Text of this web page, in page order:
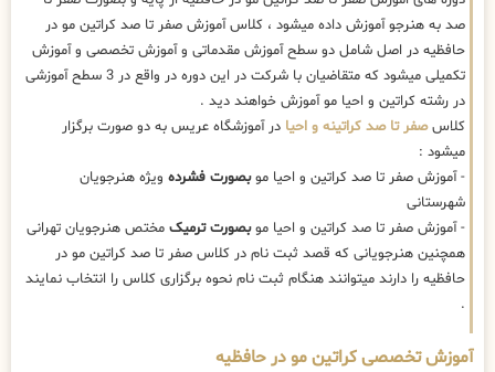
صد به هنرجو آموزش داده میشود ، کلاس آموزش صفر تا صد کراتین مو در
حافظیه در اصل شامل دو سطح آموزش مقدماتی و آموزش تخصصی و آموزش
تکمیلی میشود که متقاضیان با شرکت در این دوره در واقع در 3 سطح آموزشی
در رشته کراتین و احیا مو آموزش خواهند دید .
کلاسصفر تا صد کراتینه و احیا در آموزشگاه عریس به دو صورت برگزار
میشود :
- آموزش صفر تا صد کراتین و احیا موبصورت فشرده ویژه هنرجویان
شهرستانی
- آموزش صفر تا صد کراتین و احیا موبصورت ترمیک مختص هنرجویان تهرانی
همچنین هنرجویانی که قصد ثبت نام در کلاس صفر تا صد کراتین مو در
حافظیه را دارند میتوانند هنگام ثبت نام نحوه برگزاری کلاس را انتخاب نمایند
.
آموزش تخصصی کراتین مو در حافظیه